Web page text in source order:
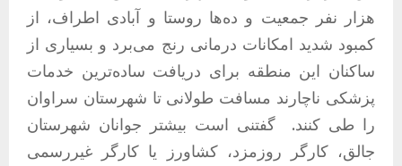
هزار نفر جمعیت و ده‌ها روستا و آبادی اطراف، از
کمبود شدید امکانات درمانی رنج می‌برد و بسیاری از
ساکنان این منطقه برای دریافت ساده‌ترین خدمات
پزشکی ناچارند مسافت طولانی تا شهرستان سراوان
را طی کنند. گفتنی است بیشتر جوانان شهرستان
جالق، کارگر روزمزد، کشاورز یا کارگر غیررسمی